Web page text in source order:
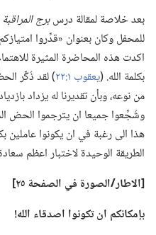
بعد خلاصة لمقالة درسبرج المراقبة
للمحفل وكان بعنوان «قدِّروا
اكدت هذه المحاضرة المثيرة
بكلمة الله.‏ (‏يعقوب ١:‏٢٢
‏)‏ لقد ذُكِّر
من نوعه،‏ وبأن تقديرنا له يزداد
وشُجِّعوا جميعا ان يترجموا الحض
هذا الى رغبة في ان يكونوا عاملين
الطريقة الوحيدة لاختبار اعظم
‏[الاطار/‏الصورة في الصفحة ٢٥]‏
بإمكانكم ان تكونوا اصدقاء الله!‏